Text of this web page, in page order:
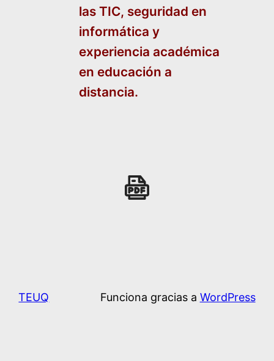
las TIC, seguridad en
informática y
experiencia académica
en educación a
distancia.
TEUQ Funciona gracias a WordPress